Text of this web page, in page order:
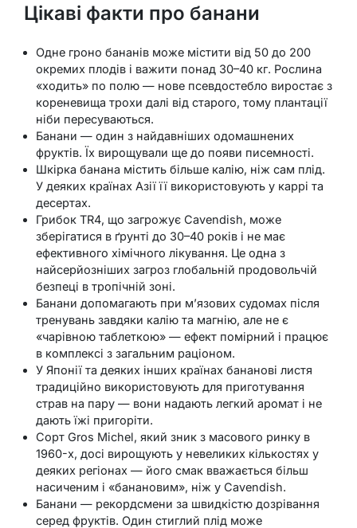
Цікаві факти про банани
Одне гроно бананів може містити від 50 до 200
окремих плодів і важити понад 30–40 кг. Рослина
«ходить» по полю — нове псевдостебло виростає з
кореневища трохи далі від старого, тому плантації
ніби пересуваються.
Банани — один з найдавніших одомашнених
фруктів. Їх вирощували ще до появи писемності.
Шкірка банана містить більше калію, ніж сам плід.
У деяких країнах Азії її використовують у каррі та
десертах.
Грибок TR4, що загрожує Cavendish, може
зберігатися в ґрунті до 30–40 років і не має
ефективного хімічного лікування. Це одна з
найсерйозніших загроз глобальній продовольчій
безпеці в тропічній зоні.
Банани допомагають при м’язових судомах після
тренувань завдяки калію та магнію, але не є
«чарівною таблеткою» — ефект помірний і працює
в комплексі з загальним раціоном.
У Японії та деяких інших країнах бананові листя
традиційно використовують для приготування
страв на пару — вони надають легкий аромат і не
дають їжі пригоріти.
Сорт Gros Michel, який зник з масового ринку в
1960-х, досі вирощують у невеликих кількостях у
деяких регіонах — його смак вважається більш
насиченим і «банановим», ніж у Cavendish.
Банани — рекордсмени за швидкістю дозрівання
серед фруктів. Один стиглий плід може